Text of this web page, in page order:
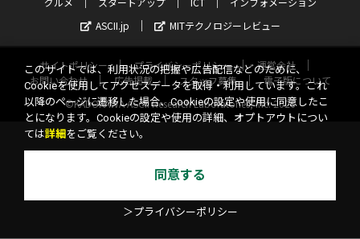
ASCII.jp
MITテクノロジーレビュー
サイトポリシー プライバシーポリシー
運営会社
お問い合わせ
広告掲載 スタッフ募集
電子版について
©KADOKAWA ASCII Research Laboratories, Inc. 2026
このサイトでは、利用状況の把握や広告配信などのために、
Cookieを使用してアクセスデータを取得・利用しています。これ
以降のページに遷移した場合、Cookieの設定や使用に同意したこ
とになります。Cookieの設定や使用の詳細、オプトアウトについ
ては詳細 をご覧ください。
同意する
＞プライバシーポリシー